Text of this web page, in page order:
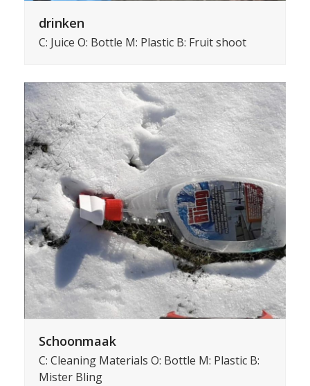
drinken
C: Juice O: Bottle M: Plastic B: Fruit shoot
Schoonmaak
C: Cleaning Materials O: Bottle M: Plastic B:
Mister Bling